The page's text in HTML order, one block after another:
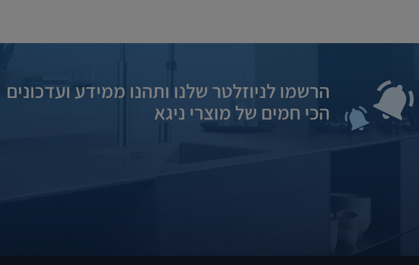
הרשמו לניוזלטר שלנו ותהנו ממידע ועדכונים
הכי חמים של מוצרי ניגא